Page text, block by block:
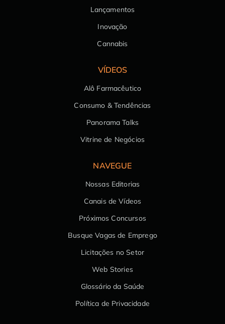
Lançamentos
Inovação
Cannabis
VÍDEOS
Alô Farmacêutico
Consumo & Tendências
Panorama Talks
Vitrine de Negócios
NAVEGUE
Nossas Editorias
Canais de Vídeos
Próximos Concursos
Busque Vagas de Emprego
Licitações no Setor
Web Stories
Glossário da Saúde
Política de Privacidade